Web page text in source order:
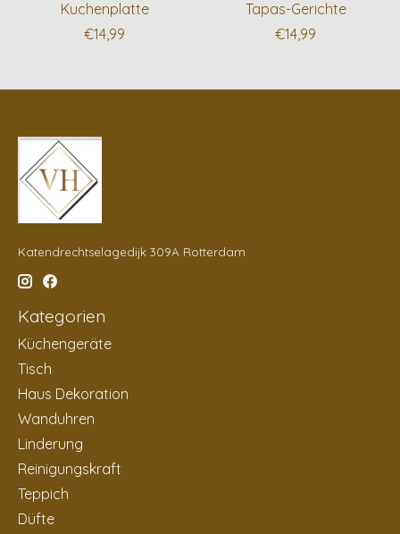
Kuchenplatte
€14,99
Tapas-Gerichte
€14,99
Katendrechtselagedijk 309A Rotterdam
Kategorien
Küchengeräte
Tisch
Haus Dekoration
Wanduhren
Linderung
Reinigungskraft
Teppich
Düfte